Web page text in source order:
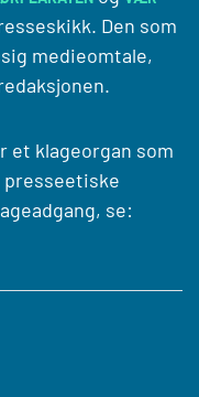
Den som
medieomtale,
et klageorgan som
presseetiske
se: